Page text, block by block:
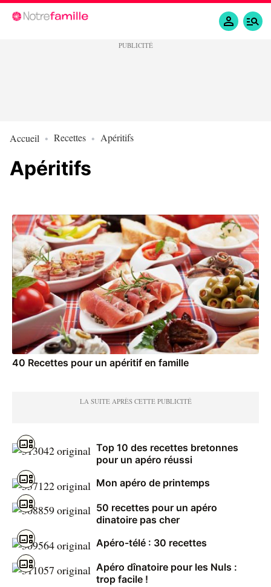
Accueil Recettes Apéritifs
Apéritifs
40 Recettes pour un apéritif en famille
Top 10 des recettes bretonnes
pour un apéro réussi
Mon apéro de printemps
50 recettes pour un apéro
dinatoire pas cher
Apéro-télé : 30 recettes
Apéro dînatoire pour les Nuls :
trop facile !